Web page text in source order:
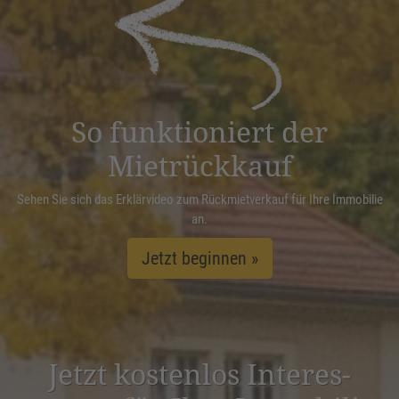
powered by
Management Platform
So funktioniert der
Mietrückkauf
Sehen Sie sich das Erklärvideo zum Rückmietverkauf für Ihre Immobilie
an.
Jetzt beginnen »
Jetzt kostenlos Inter­es­